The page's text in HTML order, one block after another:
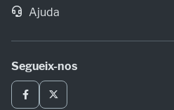
Ajuda
Segueix-nos